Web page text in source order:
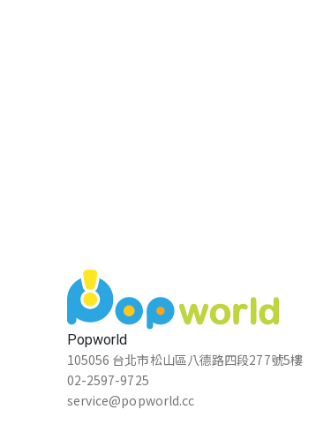
Popworld
105056 台北市松山區八德路四段277號5樓
02-2597-9725
service@popworld.cc